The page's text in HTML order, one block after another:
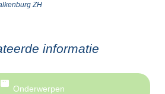
ZH
informatie
Onderwerpen